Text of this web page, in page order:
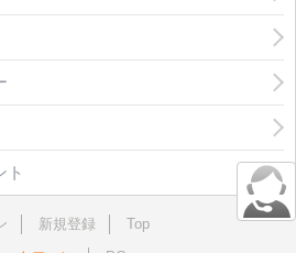
ト
新規登録
Top